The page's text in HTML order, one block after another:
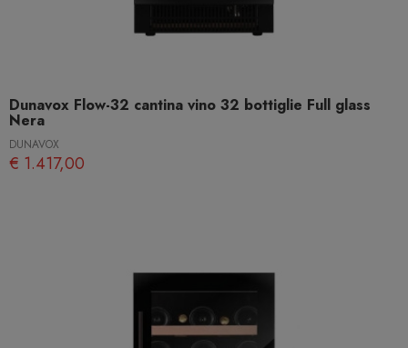
Dunavox Flow-32 cantina vino 32 bottiglie Full glass
Nera
DUNAVOX
€ 1.417,00